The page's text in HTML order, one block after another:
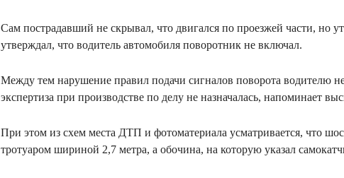
Сам пострадавший не скрывал, что двигался по проезжей части, но
утверждал, что водитель автомобиля поворотник не включал.
Между тем нарушение правил подачи сигналов поворота водителю
экспертиза при производстве по делу не назначалась, напоминает
При этом из схем места ДТП и фотоматериала усматривается, что
тротуаром шириной 2,7 метра, а обочина, на которую указал